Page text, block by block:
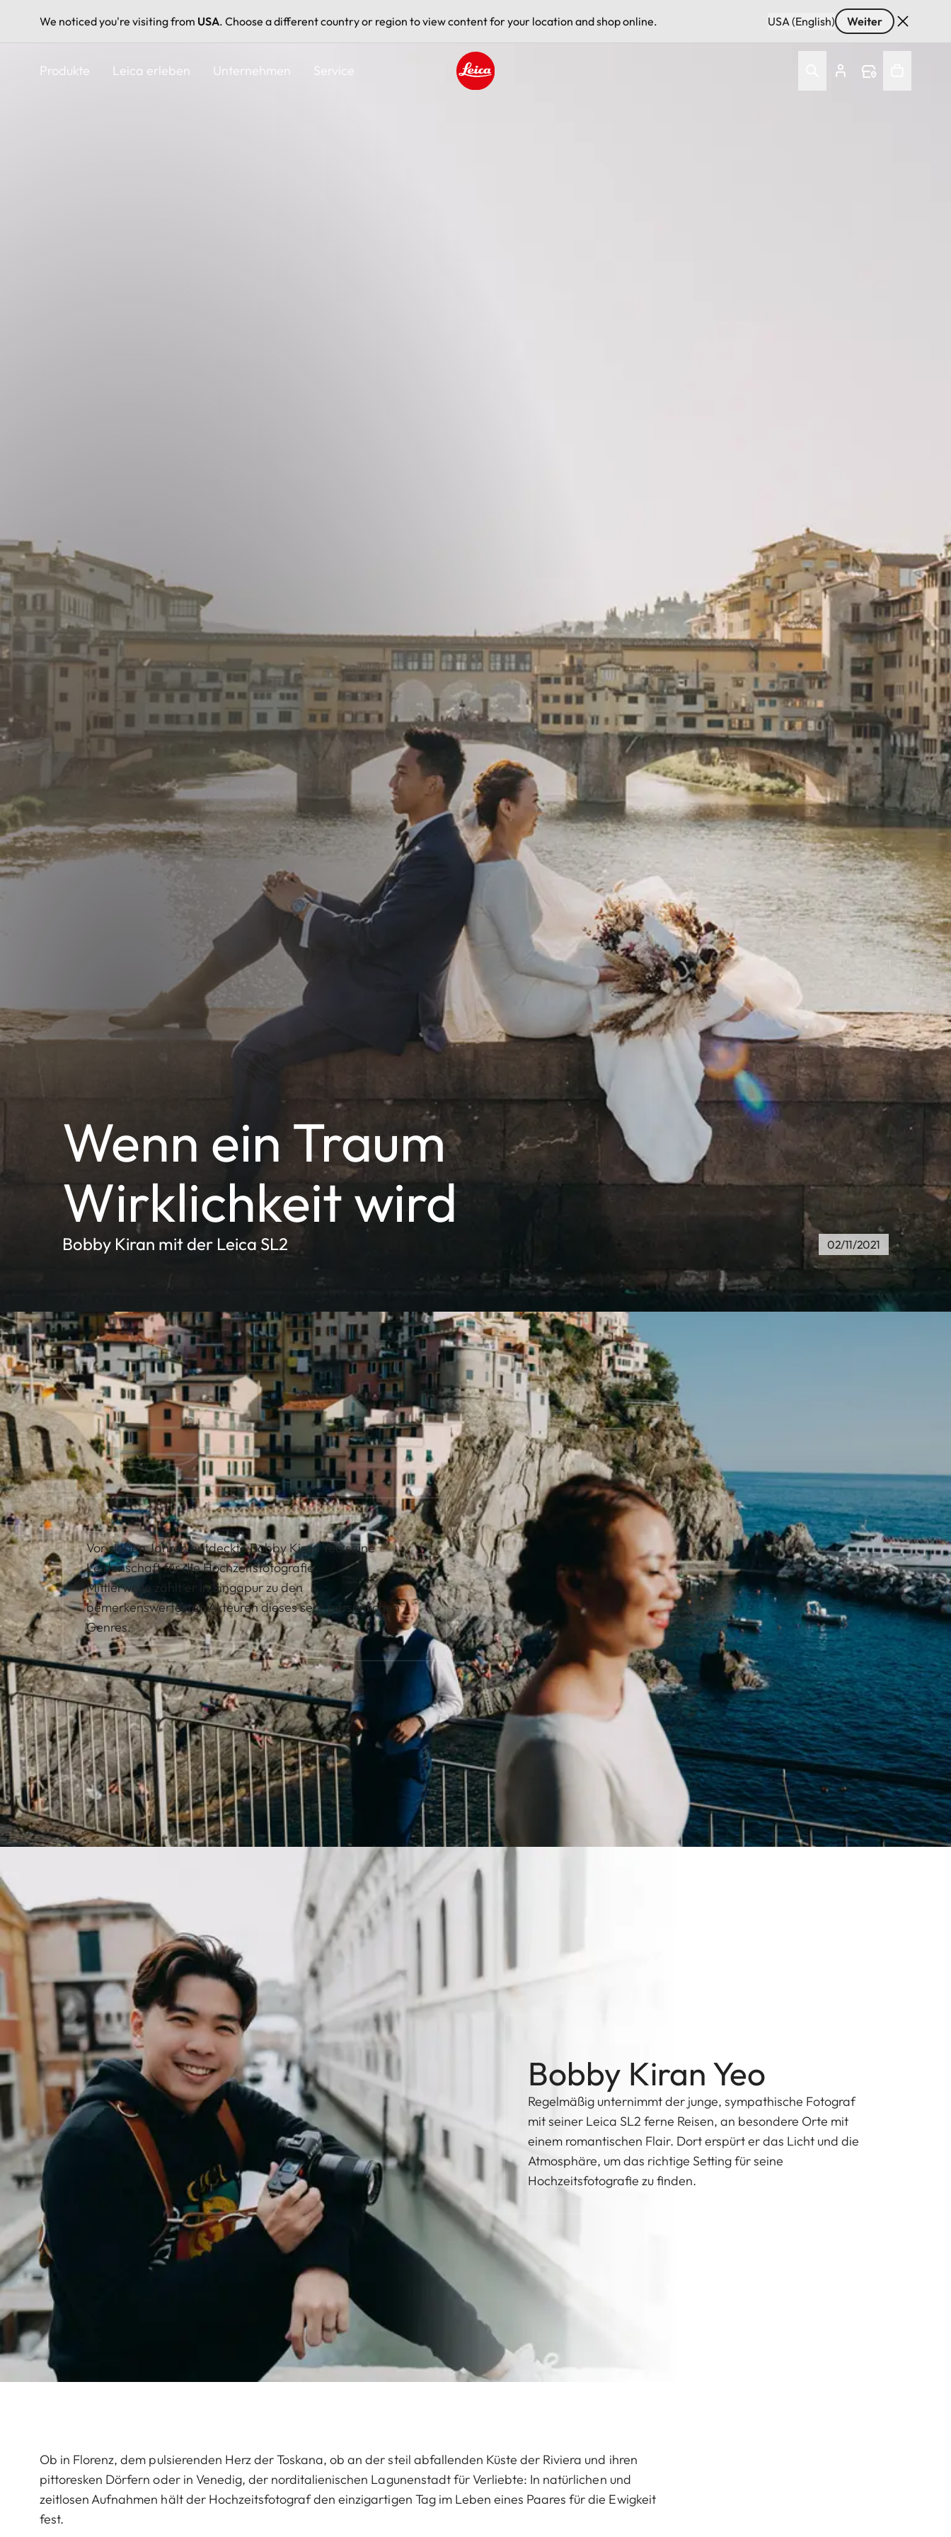
We noticed you're visiting from USA. Choose a different country or region to view content for your location and shop online. USA (English) Weiter
Produkte Leica erleben Unternehmen Service
Wenn ein Traum
Wirklichkeit wird
Bobby Kiran mit der Leica SL2 02/11/2021
Vor sieben Jahren entdeckte Bobby Kiran Yeo seine
Leidenschaft für die Hochzeitsfotografie.
Mittlerweile zählt er in Singapur zu den
bemerkenswertesten Akteuren dieses sehr persönlichen
Genres.
Bobby Kiran Yeo
Regelmäßig unternimmt der junge, sympathische Fotograf
mit seiner Leica SL2 ferne Reisen, an besondere Orte mit
einem romantischen Flair. Dort erspürt er das Licht und die
Atmosphäre, um das richtige Setting für seine
Hochzeitsfotografie zu finden.
Ob in Florenz, dem pulsierenden Herz der Toskana, ob an der steil abfallenden Küste der Riviera und ihren
pittoresken Dörfern oder in Venedig, der norditalienischen Lagunenstadt für Verliebte: In natürlichen und
zeitlosen Aufnahmen hält der Hochzeitsfotograf den einzigartigen Tag im Leben eines Paares für die Ewigkeit
fest.